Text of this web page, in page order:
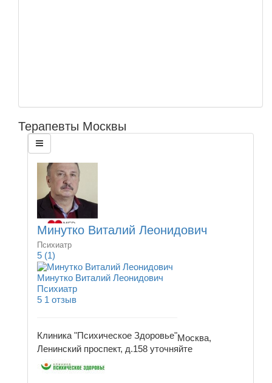
Терапевты Москвы
Минутко Виталий Леонидович
Психиатр
5 (1)
Минутко Виталий Леонидович
Психиатр
5 1 отзыв
Клиника "Психическое Здоровье"Москва,
Ленинский проспект, д.158 уточняйте